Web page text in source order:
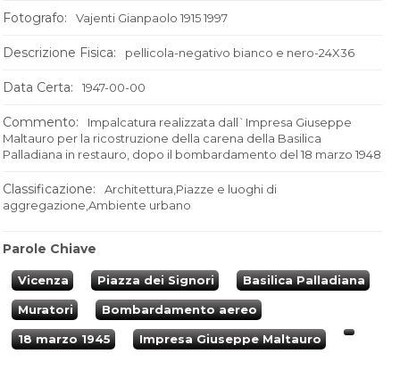
Parole Chiave
Vicenza Piazza dei Signori Basilica Palladiana
Muratori Bombardamento aereo
18 marzo 1945 Impresa Giuseppe Maltauro
Classificazione:
Architettura,Piazze e luoghi di
aggregazione,Ambiente urbano
Fotografo: Vajenti Gianpaolo 1915 1997
Descrizione Fisica: pellicola-negativo bianco e nero-24X36
Data Certa: 1947-00-00
Commento:
Impalcatura realizzata dall`Impresa Giuseppe
Maltauro per la ricostruzione della carena della Basilica
Palladiana in restauro, dopo il bombardamento del 18 marzo 1948